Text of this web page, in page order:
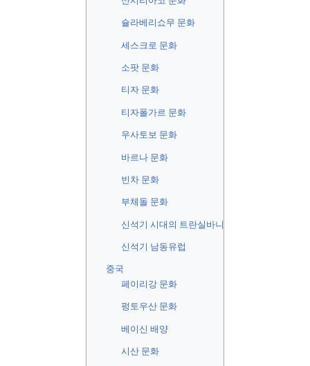
슐라베리쇼무 문화
세스크로 문화
소팟 문화
티자 문화
티자폴가르 문화
우사토보 문화
바르나 문화
빈차 문화
부체돌 문화
신석기 시대의 트란실바니아
신석기 남동유럽
중국
페이리강 문화
펑토우산 문화
베이신 배양
시산 문화